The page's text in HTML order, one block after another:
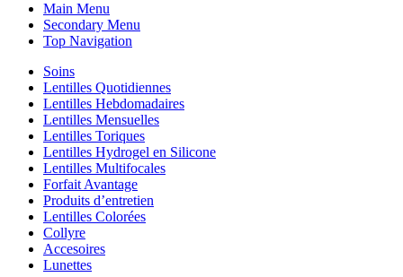
Main Menu
Secondary Menu
Top Navigation
Soins
Lentilles Quotidiennes
Lentilles Hebdomadaires
Lentilles Mensuelles
Lentilles Toriques
Lentilles Hydrogel en Silicone
Lentilles Multifocales
Forfait Avantage
Produits d’entretien
Lentilles Colorées
Collyre
Accesoires
Lunettes